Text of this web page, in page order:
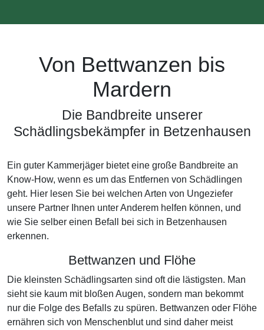
Von Bettwanzen bis
Mardern
Die Bandbreite unserer
Schädlingsbekämpfer in Betzenhausen
Ein guter Kammerjäger bietet eine große Bandbreite an
Know-How, wenn es um das Entfernen von Schädlingen
geht. Hier lesen Sie bei welchen Arten von Ungeziefer
unsere Partner Ihnen unter Anderem helfen können, und
wie Sie selber einen Befall bei sich in Betzenhausen
erkennen.
Bettwanzen und Flöhe
Die kleinsten Schädlingsarten sind oft die lästigsten. Man
sieht sie kaum mit bloßen Augen, sondern man bekommt
nur die Folge des Befalls zu spüren. Bettwanzen oder Flöhe
ernähren sich von Menschenblut und sind daher meist